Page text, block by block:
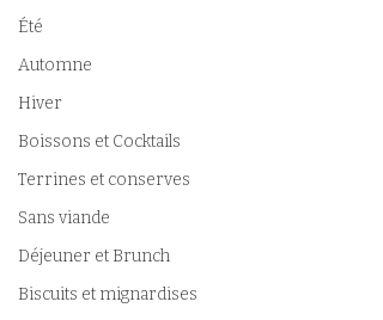
Été
Automne
Hiver
Boissons et Cocktails
Terrines et conserves
Sans viande
Déjeuner et Brunch
Biscuits et mignardises